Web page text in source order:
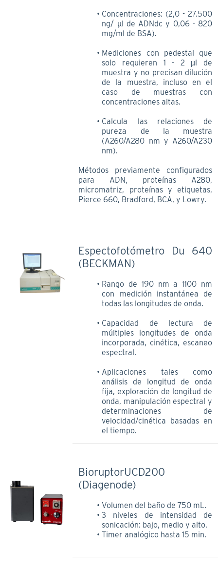
Concentraciones: (2,0 - 27.500
ng/ µl de ADNdc y 0,06 - 820
mg/ml de BSA).
Mediciones con pedestal que
solo requieren 1 - 2 µl de
muestra y no precisan dilución
de la muestra, incluso en el
caso de muestras con
concentraciones altas.
Calcula las relaciones de
pureza de la muestra
(A260/A280 nm y A260/A230
nm).
Métodos previamente configurados
para ADN, proteínas A280,
micromatriz, proteínas y etiquetas,
Pierce 660, Bradford, BCA, y Lowry.
Espectofotómetro Du 640
(BECKMAN)
Rango de 190 nm a 1100 nm
con medición instantánea de
todas las longitudes de onda.
Capacidad de lectura de
múltiples longitudes de onda
incorporada, cinética, escaneo
espectral.
Aplicaciones tales como
análisis de longitud de onda
fija, exploración de longitud de
onda, manipulación espectral y
determinaciones de
velocidad/cinética basadas en
el tiempo.
BioruptorUCD200
(Diagenode)
Volumen del baño de 750 mL.
3 niveles de intensidad de
sonicación: bajo, medio y alto.
Timer analógico hasta 15 min.